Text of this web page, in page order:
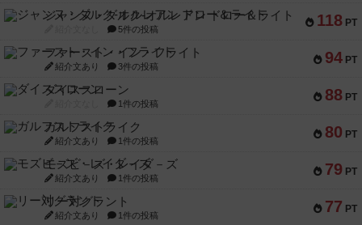
118 PT
ジャンヌ・ダルク-オルレアン ドロー＆ライト
5件の投稿
94 PT
ファースト・イン・フライト
紹介文あり 3件の投稿
88 PT
ダイススローン
1件の投稿
80 PT
ガルフストライク
紹介文あり 1件の投稿
79 PT
モズビ－ズ・レイダ－ズ
紹介文あり 1件の投稿
77 PT
リー対グラント
紹介文あり 1件の投稿